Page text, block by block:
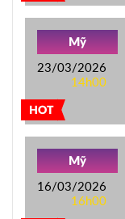
HOT
Mỹ
23/03/2026
14h00
Mỹ
16/03/2026
16h00